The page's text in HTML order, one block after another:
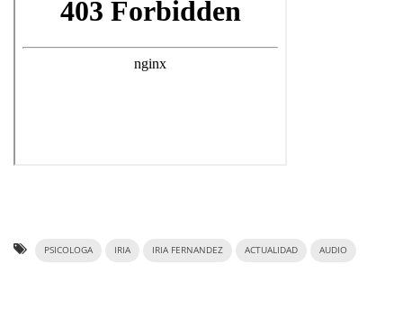
PSICOLOGA IRIA IRIA FERNANDEZ ACTUALIDAD AUDIO